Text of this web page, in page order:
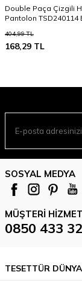
Double Paça Çizgili
Pantolon TSD240114
404,99TL
168,29 TL
SOSYAL MEDYA
MÜŞTERI
0850 433
TESETTÜR